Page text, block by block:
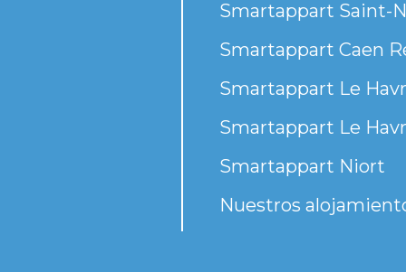
Smartappart Saint-
Smartappart Caen
Smartappart Le
Smartappart Le
Smartappart Niort
Nuestros